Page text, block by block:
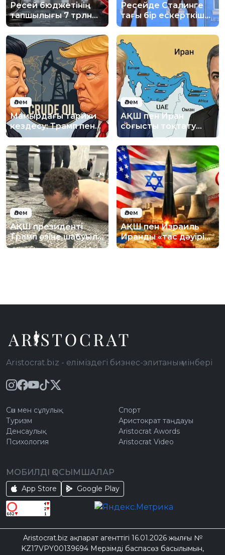
Ресей бюджетінің
тапшылығы 7 трлн
рубльден асуы
мүмкін
Ресейде Сталинге
тағы бір ескерткіш
ашылды
Әлем
Мамырдағы тарихи
кездесу: Трамп пен
Си Қытайда
кездеспек
Әлем
АҚШ пен Иран
соғысты тоқтату
туралы келісімге
жақындады
Әлем
АҚШ президенті
Трамп өзіне шабуыл
жасаған
Әлем
АҚШ пен Израиль
Иранды «тас дәуіріне
қайтаруға» дайын
Aristocrat.biz - еліміздегі бизнес-элитаның мінбері
Сән мен сұлулық
Туризм
Денсаулық
Психология
Спорт
Аристократ таңдауы
Aristocrat Awords
Aristocrat Video
МОБИЛДІ ҚОСЫМШАЛАР
App Store Google Play
Aristocrat.biz ақпарат агенттігі 16.01.2026 жылғы №
KZ17VPY00139694 Мерзімді баспасөз басылымын,